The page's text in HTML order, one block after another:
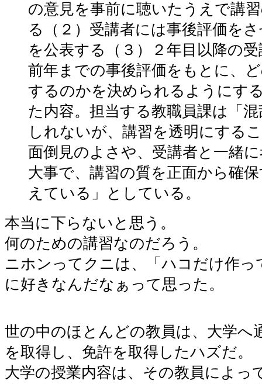
の意見を事前に聴いたうえで講
る（２）受講者には事後評価を
を公表する（３）２年目以降の
前年までの事後評価をもとに、
するのかを決められるように
た内容。担当する教職員課は「
しれないが、講習を透明にする
面倒見のよさや、受講者と一緒
大事で、講習の質を正面から確
えている」としている。
本当に下らないと思う。
何のための講習なのだろう。
ニホンってクニは、「ハコだけ作っ
に好きなんだなぁって思った。
世の中のほとんどの教員は、大学へ
を取得し、免許を取得したハズだ。
大学の授業内容は、その教員によっ